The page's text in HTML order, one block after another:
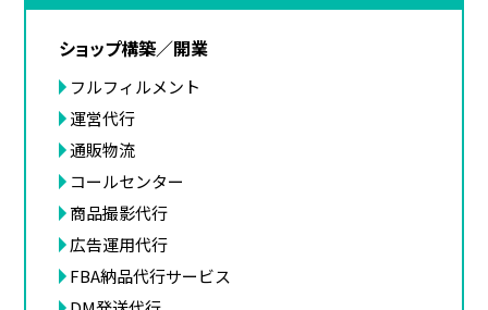
ショップ構築／開業
フルフィルメント
運営代行
通販物流
コールセンター
商品撮影代行
広告運用代行
FBA納品代行サービス